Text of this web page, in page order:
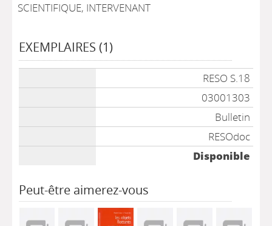
SCIENTIFIQUE, INTERVENANT
EXEMPLAIRES (1)
RESO S.18
03001303
Bulletin
RESOdoc
Disponible
Peut-être aimerez-vous